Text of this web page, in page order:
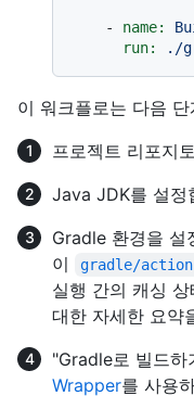
- name:
run:
./
이 워크플로는 다음
프로젝트 리포지
Java JDK를 설정
Gradle 환경을 설
이
gradle/
실행 간의 캐싱
대한 자세한 요약
"Gradle로 빌드하
Wrapper를 사용